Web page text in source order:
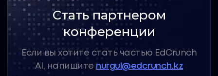
Стать партнером
конференции
Если вы хотите стать частью EdCrunch
AI, напишите nurgul@edcrunch.kz